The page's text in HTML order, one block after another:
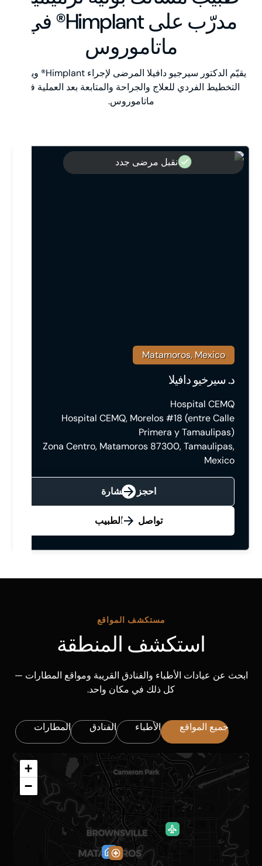
مدرّب على Himplant® في
ماتاموروس
يقيّم الدكتور سيرجيو دافيلا المرضى لإجراء Himplant® ويوجّه
التخطيط الفردي للعلاج والجراحة والمتابعة بعد العملية في
ماتاموروس.
نقبل مرضى جدد
Matamoros, Mexico
د. سيرخيو دافيلا
Hospital CEMQ
Hospital CEMQ, Morelos #18 (entre Calle
Primera y Tamaulipas)
Zona Centro, Matamoros 87300, Tamaulipas,
Mexico
احجز استشارة
تواصل مع الطبيب
مستكشف المواقع
استكشف المنطقة
ابحث عن عيادات الأطباء والفنادق القريبة ومواقع المطارات —
كل ذلك في مكان واحد.
جميع المواقع الأطباء الفنادق المطارات
+
−